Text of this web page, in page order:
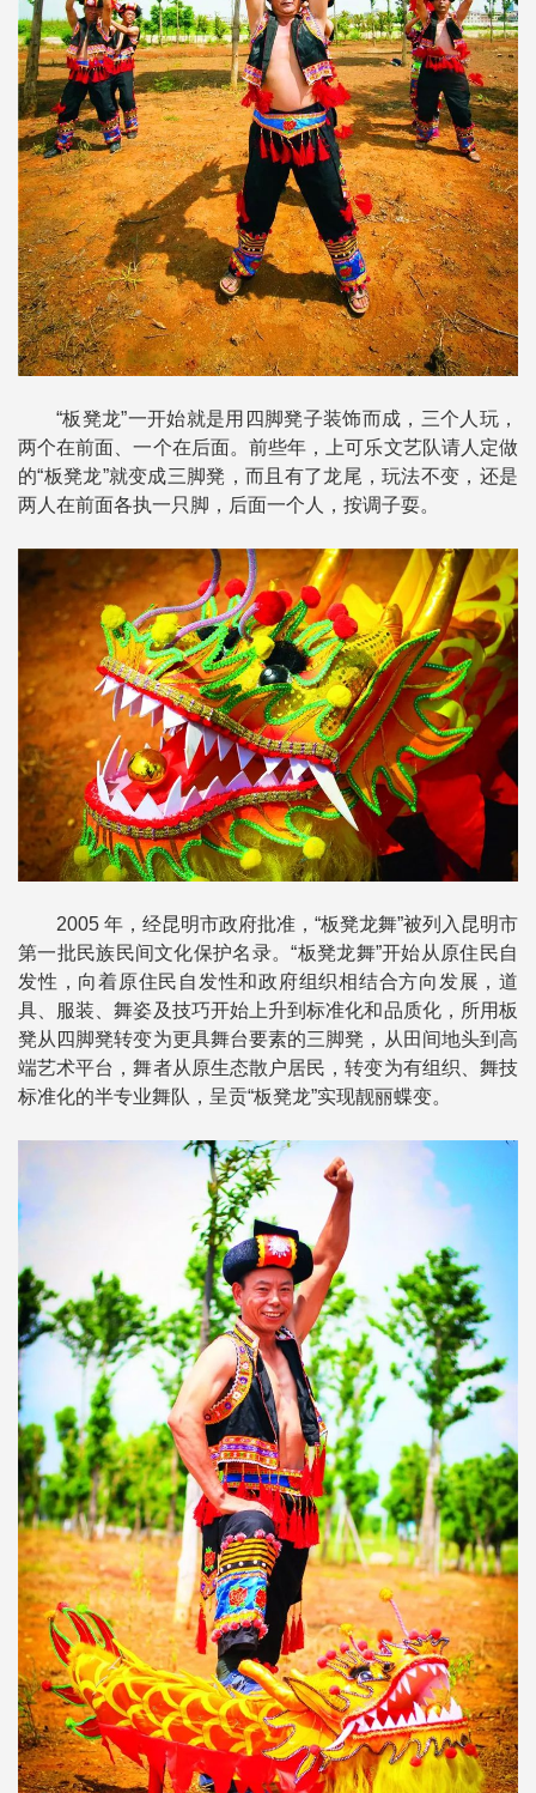
“板凳龙”一开始就是用四脚凳子装饰而成，三个人玩，
两个在前面、一个在后面。前些年，上可乐文艺队请人定做
的“板凳龙”就变成三脚凳，而且有了龙尾，玩法不变，还是
两人在前面各执一只脚，后面一个人，按调子耍。
2005 年，经昆明市政府批准，“板凳龙舞”被列入昆明市
第一批民族民间文化保护名录。“板凳龙舞”开始从原住民自
发性，向着原住民自发性和政府组织相结合方向发展，道
具、服装、舞姿及技巧开始上升到标准化和品质化，所用板
凳从四脚凳转变为更具舞台要素的三脚凳，从田间地头到高
端艺术平台，舞者从原生态散户居民，转变为有组织、舞技
标准化的半专业舞队，呈贡“板凳龙”实现靓丽蝶变。